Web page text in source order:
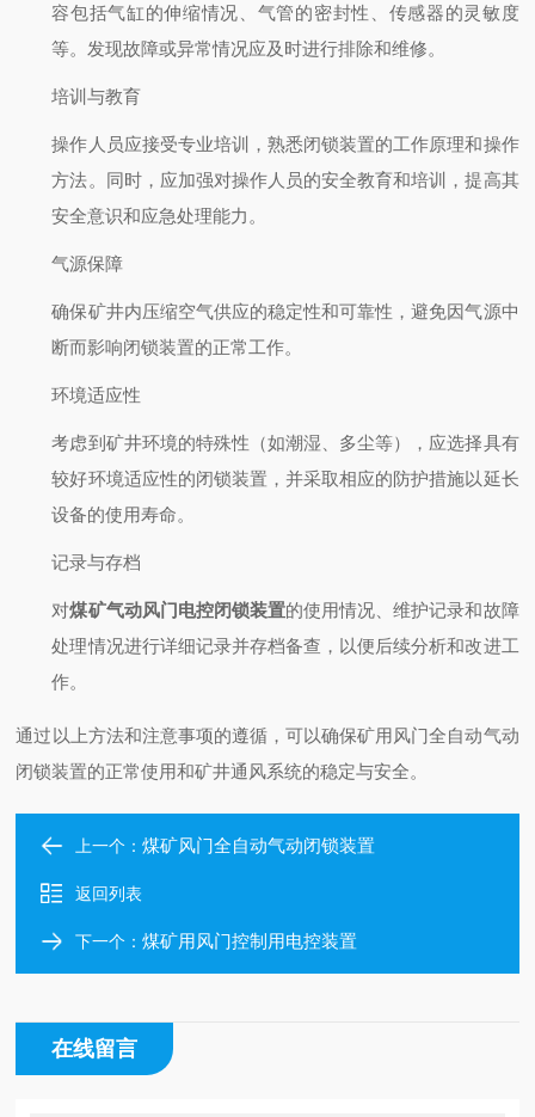
容包括气缸的伸缩情况、气管的密封性、传感器的灵敏度
等。发现故障或异常情况应及时进行排除和维修。
培训与教育
操作人员应接受专业培训，熟悉闭锁装置的工作原理和操作
方法。同时，应加强对操作人员的安全教育和培训，提高其
安全意识和应急处理能力。
气源保障
确保矿井内压缩空气供应的稳定性和可靠性，避免因气源中
断而影响闭锁装置的正常工作。
环境适应性
考虑到矿井环境的特殊性（如潮湿、多尘等），应选择具有
较好环境适应性的闭锁装置，并采取相应的防护措施以延长
设备的使用寿命。
记录与存档
对煤矿气动风门电控闭锁装置的使用情况、维护记录和故障
处理情况进行详细记录并存档备查，以便后续分析和改进工
作。
通过以上方法和注意事项的遵循，可以确保矿用风门全自动气动
闭锁装置的正常使用和矿井通风系统的稳定与安全。
上一个：煤矿风门全自动气动闭锁装置
返回列表
下一个：煤矿用风门控制用电控装置
在线留言